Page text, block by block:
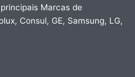
Marcas de
Consul, GE, Samsung, LG,